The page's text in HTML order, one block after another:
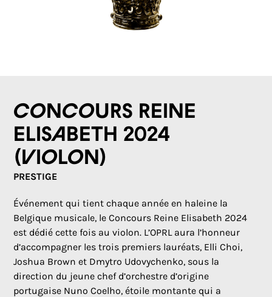
Concours Reine
Elisabeth 2024
(violon)
PRESTIGE
Événement qui tient chaque année en haleine la
Belgique musicale, le Concours Reine Elisabeth 2024
est dédié cette fois au violon. L’OPRL aura l’honneur
d’accompagner les trois premiers lauréats, Elli Choi,
Joshua Brown et Dmytro Udovychenko, sous la
direction du jeune chef d’orchestre d’origine
portugaise Nuno Coelho, étoile montante qui a